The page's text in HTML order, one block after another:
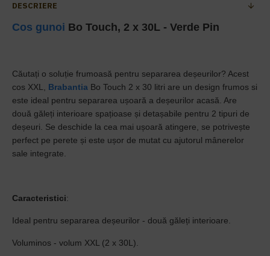
DESCRIERE
Cos gunoi Bo Touch, 2 x 30L - Verde Pin
Căutați o soluție frumoasă pentru separarea deșeurilor? Acest
cos XXL, Brabantia Bo Touch 2 x 30 litri are un design frumos si
este ideal pentru separarea ușoară a deșeurilor acasă. Are
două găleți interioare spațioase și detașabile pentru 2 tipuri de
deșeuri. Se deschide la cea mai ușoară atingere, se potrivește
perfect pe perete și este ușor de mutat cu ajutorul mânerelor
sale integrate.
Caracteristici:
Ideal pentru separarea deșeurilor - două găleți interioare.
Voluminos - volum XXL (2 x 30L).